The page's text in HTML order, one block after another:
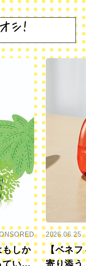
もしか
いま
2026.06.25
【ベネフ
寄り添う